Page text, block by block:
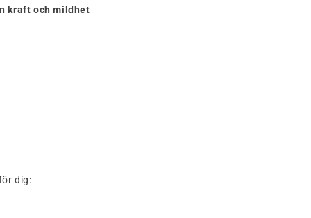
kraft och mildhet
dig: